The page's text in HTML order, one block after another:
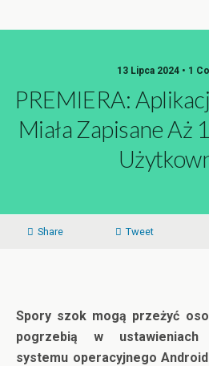
13 Lipca 2024 • 1
PREMIERA:
Miała Zapisane Aż
Share Tweet
Spory szok mogą przeżyć
pogrzebią w ustawieniach
systemu operacyjnego